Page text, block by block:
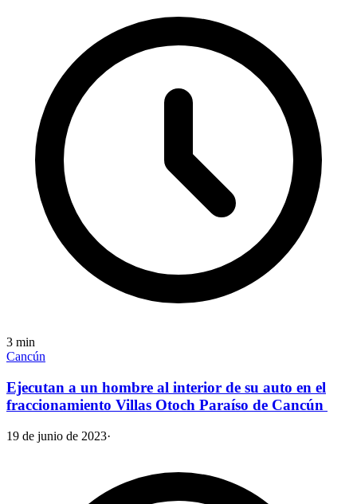
3 min
Cancún
Ejecutan a un hombre al interior de su auto en el
fraccionamiento Villas Otoch Paraíso de Cancún
19 de junio de 2023·